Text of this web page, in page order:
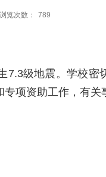
浏览次数： 789
7.3级地震。学校密
项资助工作，有关